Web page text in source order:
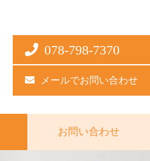
078-798-7370
メールでお問い合わせ
お問い合わせ